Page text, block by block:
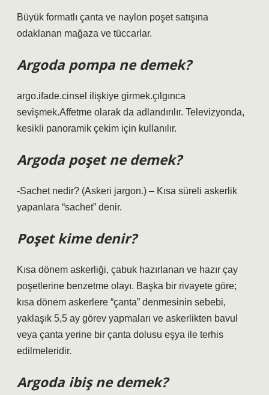
Büyük formatlı çanta ve naylon poşet satışına
odaklanan mağaza ve tüccarlar.
Argoda pompa ne demek?
argo.ifade.cinsel ilişkiye girmek.çılgınca
sevişmek.Affetme olarak da adlandırılır. Televizyonda,
kesikli panoramik çekim için kullanılır.
Argoda poşet ne demek?
-Sachet nedir? (Askeri jargon.) – Kısa süreli askerlik
yapanlara “sachet” denir.
Poşet kime denir?
Kısa dönem askerliği, çabuk hazırlanan ve hazır çay
poşetlerine benzetme olayı. Başka bir rivayete göre;
kısa dönem askerlere “çanta” denmesinin sebebi,
yaklaşık 5,5 ay görev yapmaları ve askerlikten bavul
veya çanta yerine bir çanta dolusu eşya ile terhis
edilmeleridir.
Argoda ibiş ne demek?